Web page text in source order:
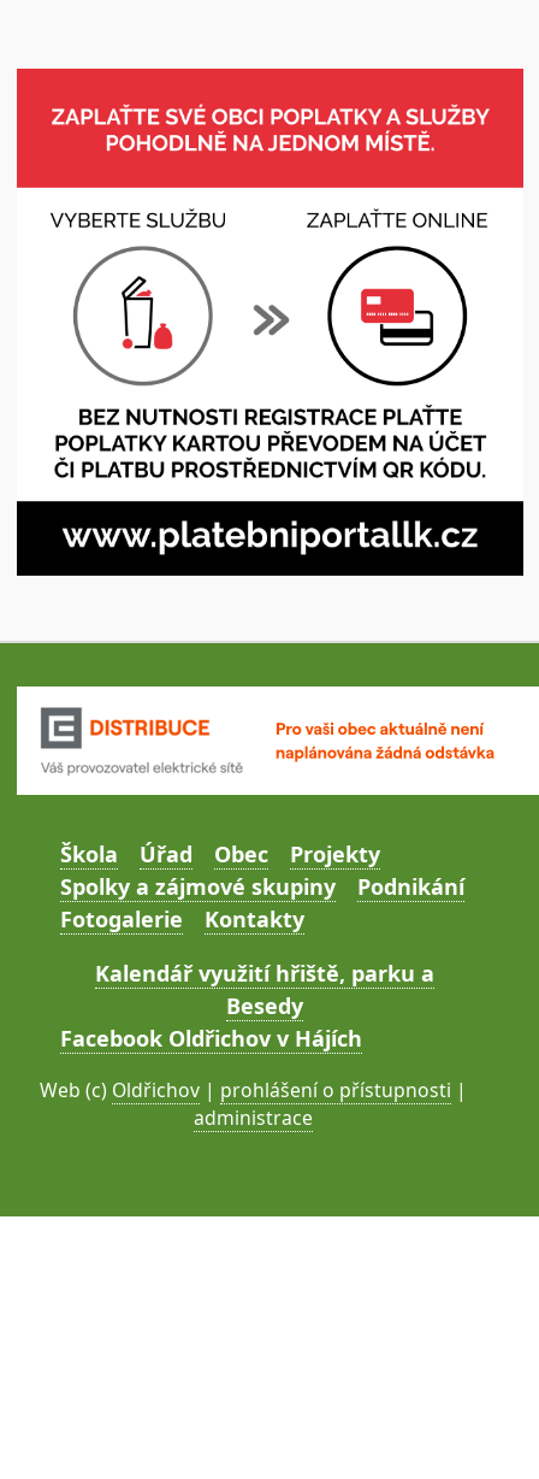
Škola Úřad Obec
Projekty
Spolky a zájmové skupiny
Podnikání
Fotogalerie
Kontakty
Kalendář využití hřiště, parku a
Besedy
Facebook Oldřichov v Hájích
Web (c) Oldřichov | prohlášení o přístupnosti |
administrace